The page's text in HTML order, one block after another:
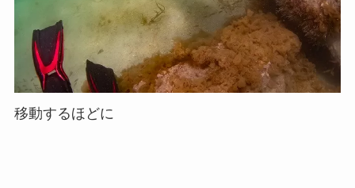
移動するほどに